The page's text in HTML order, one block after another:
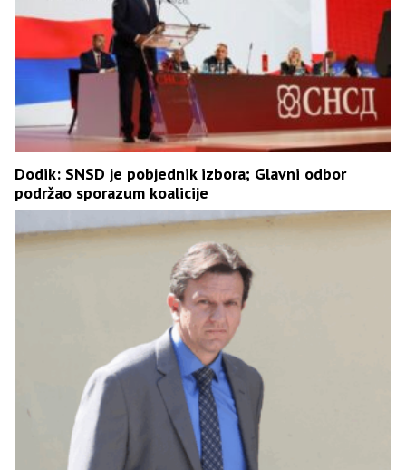
Dodik: SNSD je pobjednik izbora; Glavni odbor
podržao sporazum koalicije